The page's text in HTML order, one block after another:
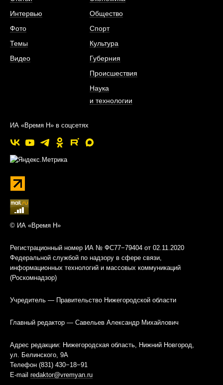
Интервью
Фото
Темы
Видео
Общество
Спорт
Культура
Губерния
Происшествия
Наука
и технологии
ИА «Время Н» в соцсетях
© ИА «Время Н»
Регистрационный номер ИА № ФС77−79404 от 02.11.2020
Федеральной службой по надзору в сфере связи,
информационных технологий и массовых коммуникаций
(Роскомнадзор)
Учредитель — Правительство Нижегородской области
Главный редактор — Савельев Александр Михайлович
Адрес редакции: Нижегородская область, Нижний Новгород,
ул. Белинского, 9А
Телефон (831) 430−18−91
E-mail redaktor@vremyan.ru